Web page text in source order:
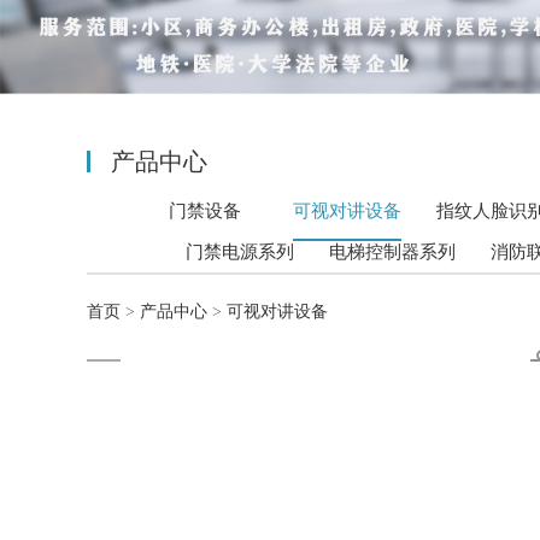
产品中心
门禁设备 可视对讲设备 指纹人脸识
门禁电源系列 电梯控制器系列 消防
首页 > 产品中心 > 可视对讲设备